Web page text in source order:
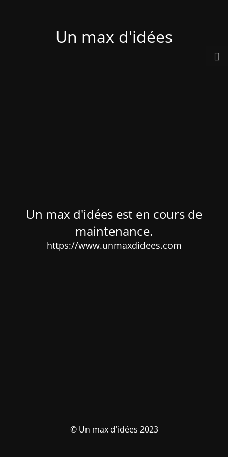
Un max d'idées
Un max d'idées est en cours de
maintenance.
https://www.unmaxdidees.com
© Un max d'idées 2023